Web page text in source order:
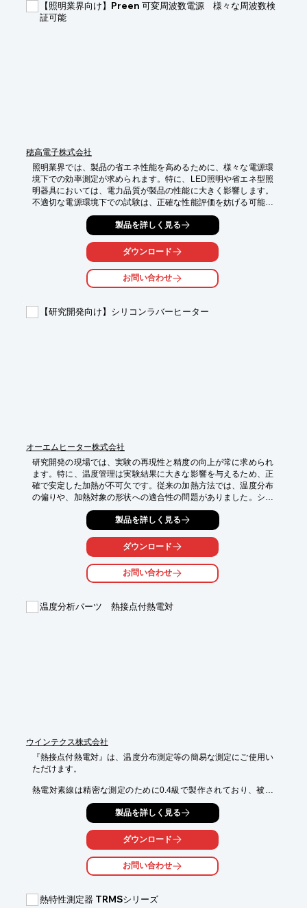
・実験の再現性の向上
・測定時間の短縮
【照明業界向け】Preen 可変周波数電源 様々な周波数検
証可能
穂高電子株式会社
照明業界では、製品の省エネ性能を高めるために、様々な電源環
境下での効率測定が求められます。特に、LED照明や省エネ型照
明器具においては、電力品質が製品の性能に大きく影響します。
不適切な電源環境下での試験は、正確な性能評価を妨げる可能性
があります。Preen 可変周波数電源は、多様な地域電圧・周波数
条件を再現し、正確な試験を可能にします。
【活用シーン】
・LED照明器具の試験
・省エネ型照明器具の開発
・海外向け照明器具の試験
・様々な電源環境下での正確な性能評価
製品を詳しく見る
ダウンロード
お問い合わせ
【研究開発向け】シリコンラバーヒーター
オーエムヒーター株式会社
研究開発の現場では、実験の再現性と精度の向上が常に求められ
ます。特に、温度管理は実験結果に大きな影響を与えるため、正
確で安定した加熱が不可欠です。従来の加熱方法では、温度分布
の偏りや、加熱対象の形状への適合性の問題がありました。シリ
コンラバーヒーターは、柔軟性があり、被加熱物の形状にフィッ
トするため、均一な加熱を実現し、実験の精度向上に貢献しま
【活用シーン】
・温度管理が必要な実験
・試作品の加熱
【導入の効果】
製品を詳しく見る
ダウンロード
お問い合わせ
温度分析パーツ 熱接点付熱電対
ウインテクス株式会社
『熱接点付熱電対』は、温度分布測定等の簡易な測定にご使用い
ただけます。
熱電対素線は精密な測定のために0.4級で製作されており、被覆
テフロン被覆からセラミック被覆まで、使用温度により選択可
端末の種類は、Y端子やコネクター付など6種類ご用意しておりま
■温度分布測定等の簡易な測定に好適
製品を詳しく見る
ダウンロード
お問い合わせ
熱特性測定器 TRMSシリーズ